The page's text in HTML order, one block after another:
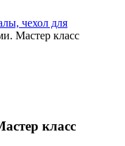
чехол для
Мастер класс
класс